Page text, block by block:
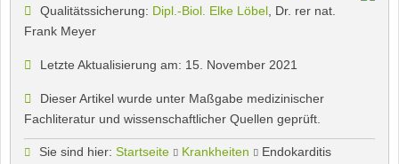
Qualitätssicherung: Dipl.-Biol. Elke Löbel, Dr. rer nat.
Frank Meyer
Letzte Aktualisierung am: 15. November 2021
Dieser Artikel wurde unter Maßgabe medizinischer
Fachliteratur und wissenschaftlicher Quellen geprüft.
Sie sind hier: Startseite Krankheiten
Endokarditis